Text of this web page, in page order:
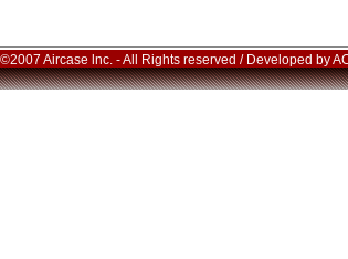
©2007 Aircase lnc. - All Rights reserved / Developed by